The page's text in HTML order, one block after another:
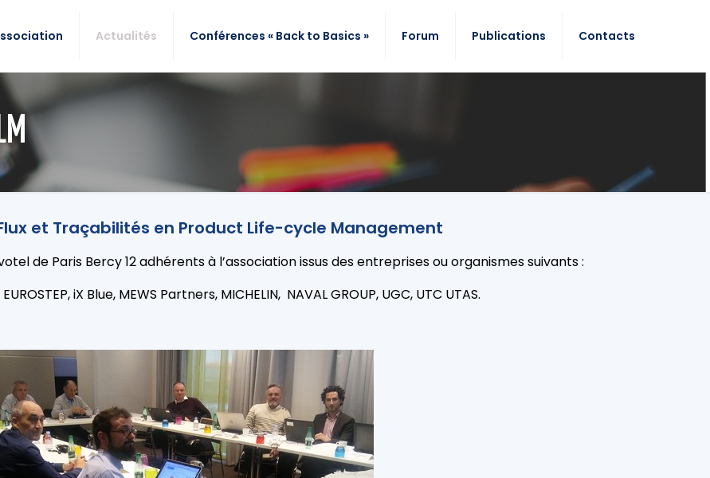
Actualités Conférences « Back to Basics » Forum Publications Contacts
et Traçabilités en Product Life-cycle Management
de Paris Bercy 12 adhérents à l’association issus des entreprises ou organismes suivants :
iX Blue, MEWS Partners, MICHELIN, NAVAL GROUP, UGC, UTC UTAS.